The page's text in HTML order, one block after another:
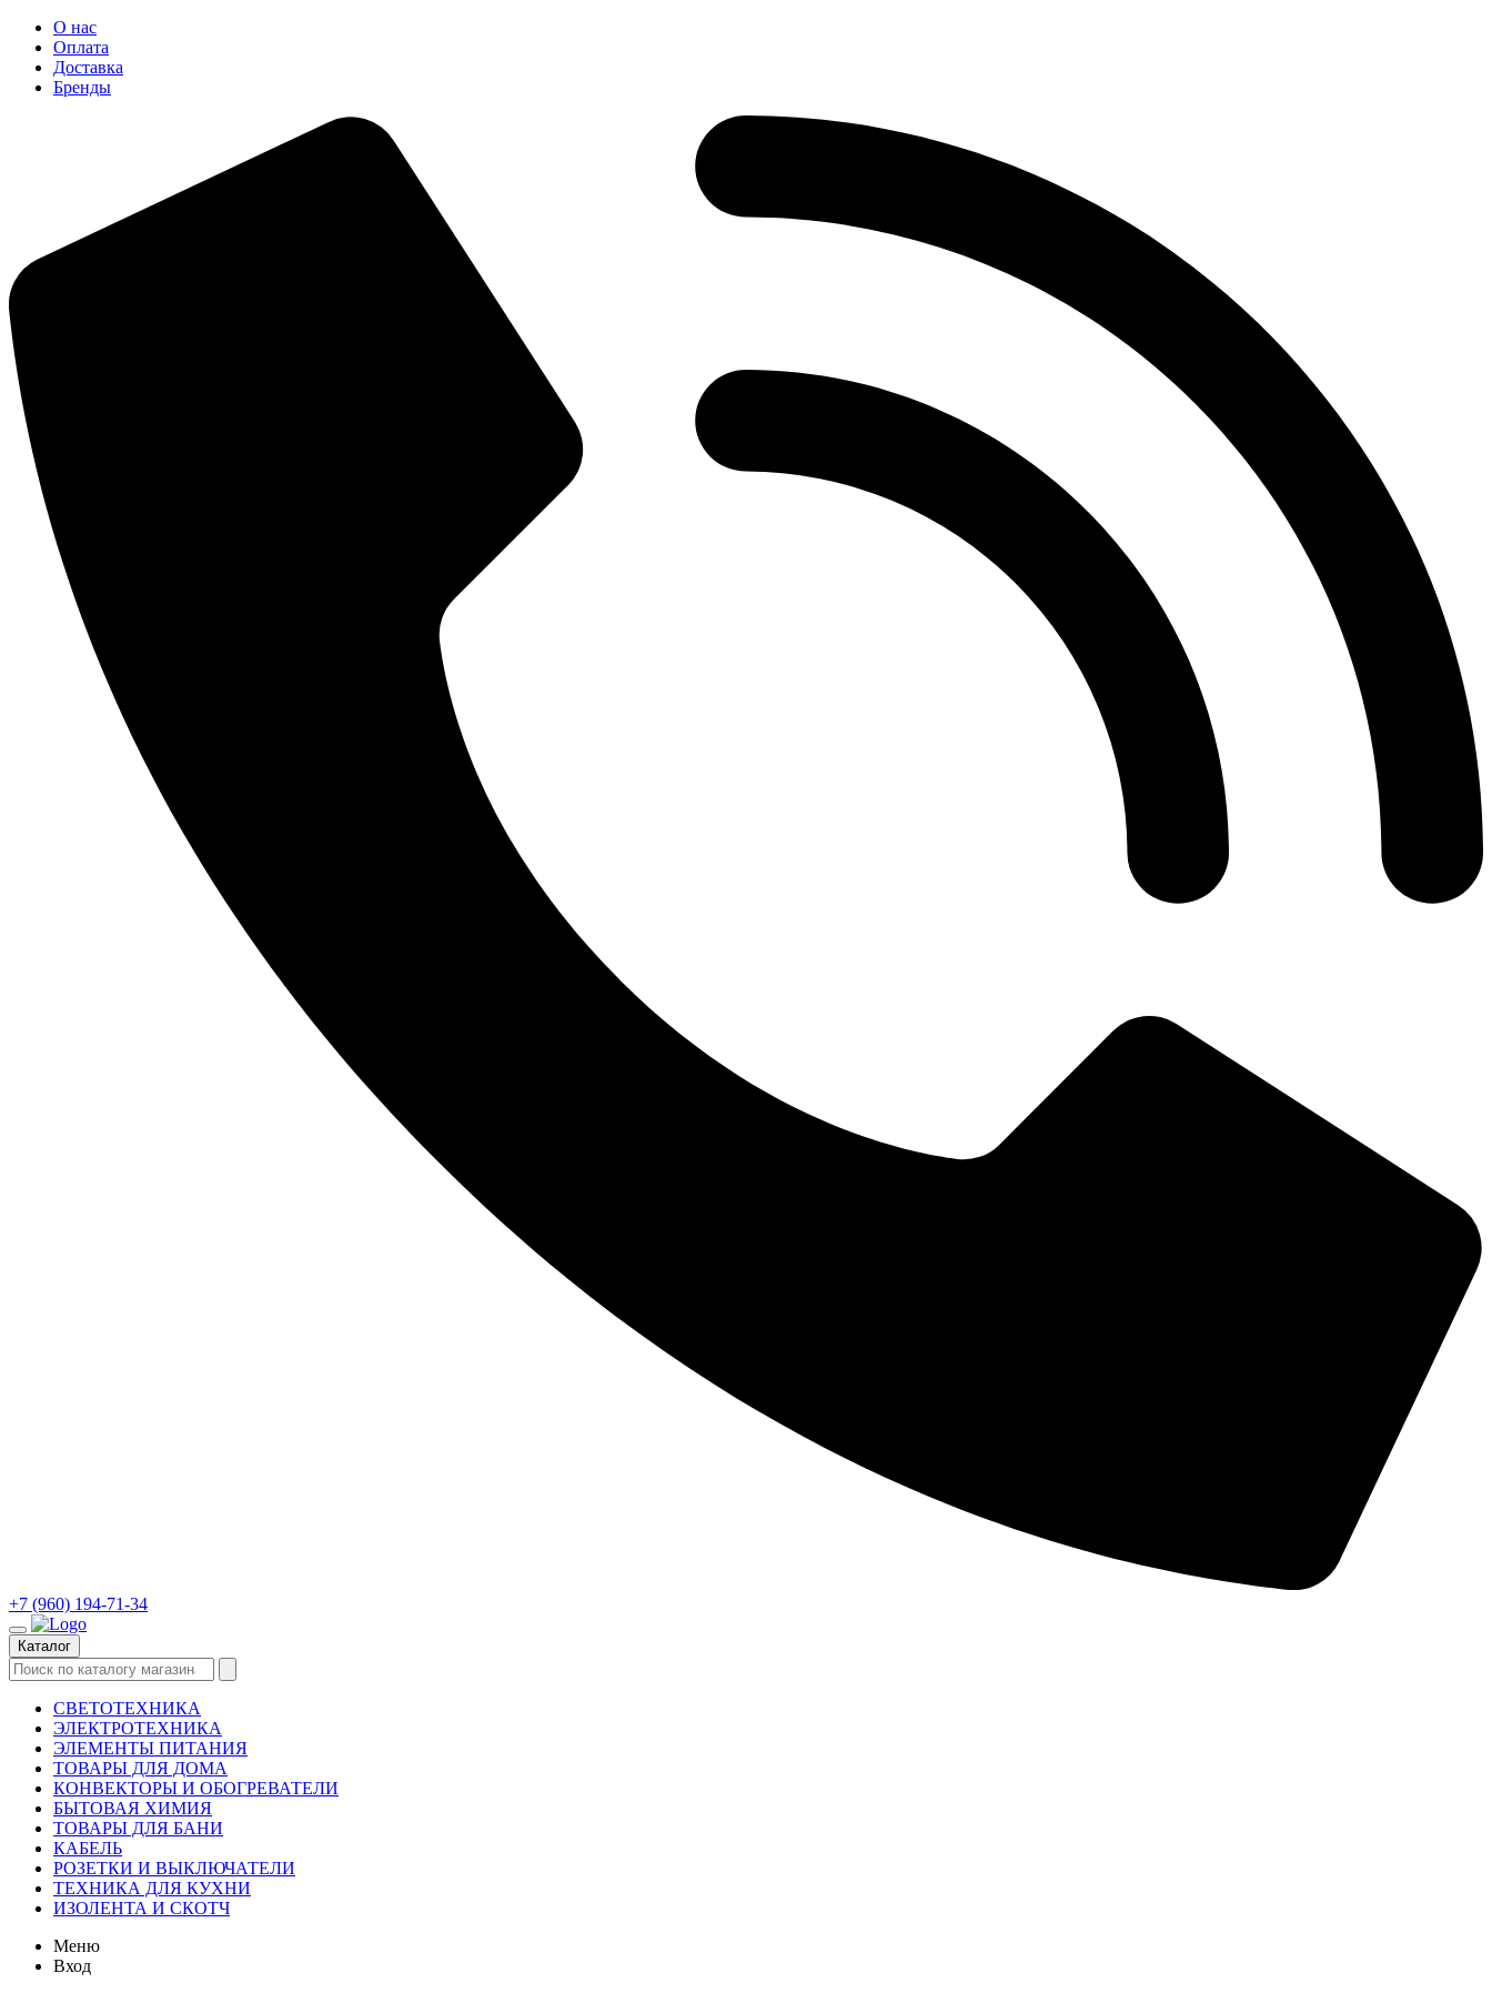
О нас
Оплата
Доставка
Бренды
+7 (960) 194-71-34
Каталог
СВЕТОТЕХНИКА
ЭЛЕКТРОТЕХНИКА
ЭЛЕМЕНТЫ ПИТАНИЯ
ТОВАРЫ ДЛЯ ДОМА
КОНВЕКТОРЫ И ОБОГРЕВАТЕЛИ
БЫТОВАЯ ХИМИЯ
ТОВАРЫ ДЛЯ БАНИ
КАБЕЛЬ
РОЗЕТКИ И ВЫКЛЮЧАТЕЛИ
ТЕХНИКА ДЛЯ КУХНИ
ИЗОЛЕНТА И СКОТЧ
Меню
Вход